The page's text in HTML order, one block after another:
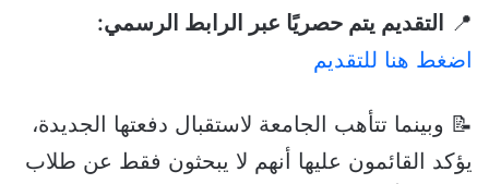
📍
التقديم يتم حصريًا عبر الرابط الرسمي:
اضغط هنا للتقديم
📝 وبينما تتأهب الجامعة لاستقبال دفعتها الجديدة،
يؤكد القائمون عليها أنهم لا يبحثون فقط عن طلاب